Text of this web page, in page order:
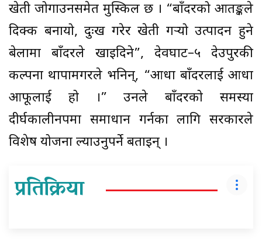
खेती जोगाउनसमेत मुस्किल छ । “बाँदरको आतङ्कले
दिक्क बनायो, दुःख गरेर खेती गर्‍यो उत्पादन हुने
बेलामा बाँदरले खाइदिने”, देवघाट–५ देउपुरकी
कल्पना थापामगरले भनिन्, “आधा बाँदरलाई आधा
आफूलाई हो ।” उनले बाँदरको समस्या
दीर्घकालीनरुपमा समाधान गर्नका लागि सरकारले
विशेष योजना ल्याउनुपर्ने बताइन् ।
प्रतिक्रिया